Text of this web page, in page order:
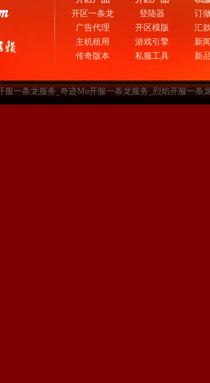
开区一条龙
广告代理
主机租用
传奇版本
登陆器
开区模版
游戏引擎
私服工具
订
汇
新
新
服一条龙服务_奇迹Mu开服一条龙服务_烈焰开服一条